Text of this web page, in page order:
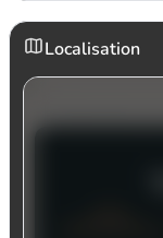
Localisation